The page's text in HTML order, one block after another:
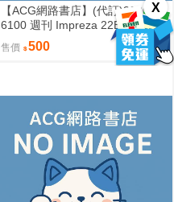
X
【ACG網路書店】(代訂)309622
6100 週刊 Impreza 22B-STi VER
SION をつくる (9)
售價 500